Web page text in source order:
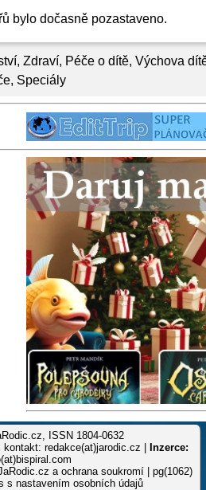
, Zdraví, Péče o dítě, Výchova
, Speciály
bylo dočasně pozastaveno.
ISSN 1804-0632
redakce(at)jarodic.cz |
Inzerce:
a ochrana soukromí | pg(1062)
s nastavením osobních údajů